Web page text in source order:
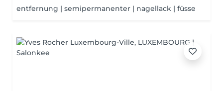
entfernung | semipermanenter | nagellack | füsse